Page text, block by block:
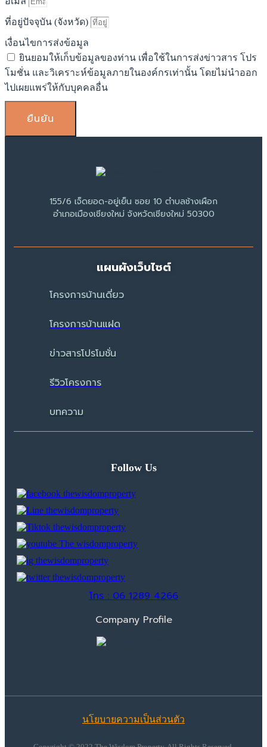
ที่อยู่ปัจจุบัน (จังหวัด)
เงื่อนไขการส่งข้อมูล
ยินยอมให้เก็บข้อมูลของท่าน เพื่อใช้ในการส่งข่าวสาร โปร
โมชั่น และวิเคราะห์ข้อมูลภายในองค์กรเท่านั้น โดยไม่นำออก
ไปเผยแพร่ให้กับบุคคลอื่น
ยืนยัน
155/6 เจ็ดยอด-อยู่เย็น ซอย 10 ตำบลช้างเผือก
อำเภอเมืองเชียงใหม่ จังหวัดเชียงใหม่ 50300
แผนผังเว็บไซต์
โครงการบ้านเดี่ยว
โครงการบ้านแฝด
ข่าวสารโปรโมชั่น
รีวิวโครงการ
บทความ
Follow Us
โทร : 06 1289 4266
Company Profile
นโยบายความเป็นส่วนตัว